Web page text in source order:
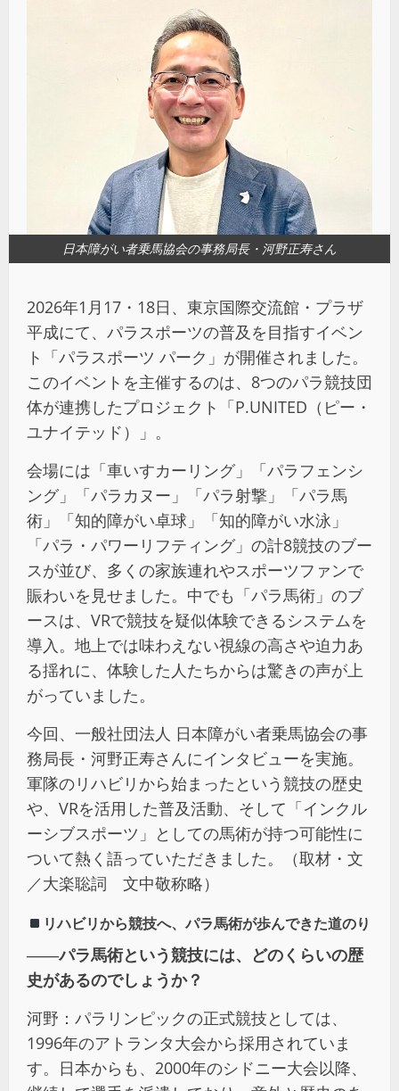
日本障がい者乗馬協会の事務局長・河野正寿さん
2026年1 月 17 ・ 18日、東京国際交流館・プラザ
平成にて、パラスポーツの普及を目指すイベン
ト「パラスポーツ パーク」が開催されました。
このイベントを主催するのは、 8つのパラ競技団
体が連携したプロジェクト「P.UNITED （ピー・
ユナイテッド）」。
会場には「車いすカーリング」「パラフェンシ
ング」「パラカヌー」「パラ射撃」「パラ馬
術」「知的障がい卓球」「知的障がい水泳」
「パラ・パワーリフティング」の計8競技のブー
スが並び、多くの家族連れやスポーツファンで
賑わいを見せました。中でも「パラ馬術」のブ
ースは、 VRで競技を疑似体験できるシステムを
導入。地上では味わえない視線の高さや迫力あ
る揺れに、体験した人たちからは驚きの声が上
がっていました。
今回、一般社団法人 日本障がい者乗馬協会の事
務局長・河野正寿さんにインタビューを実施。
軍隊のリハビリから始まったという競技の歴史
や、 VRを活用した普及活動、そして「インクル
ーシブスポーツ」としての馬術が持つ可能性に
ついて熱く語っていただきました。（取材・文
／大楽聡詞 文中敬称略）
リハビリから競技へ、パラ馬術が歩んできた道のり
――パラ馬術という競技には、どのくらいの歴
史があるのでしょうか？
河野：パラリンピックの正式競技としては、
1996年のアトランタ大会から採用されていま
す。日本からも、2000年のシドニー大会以降、